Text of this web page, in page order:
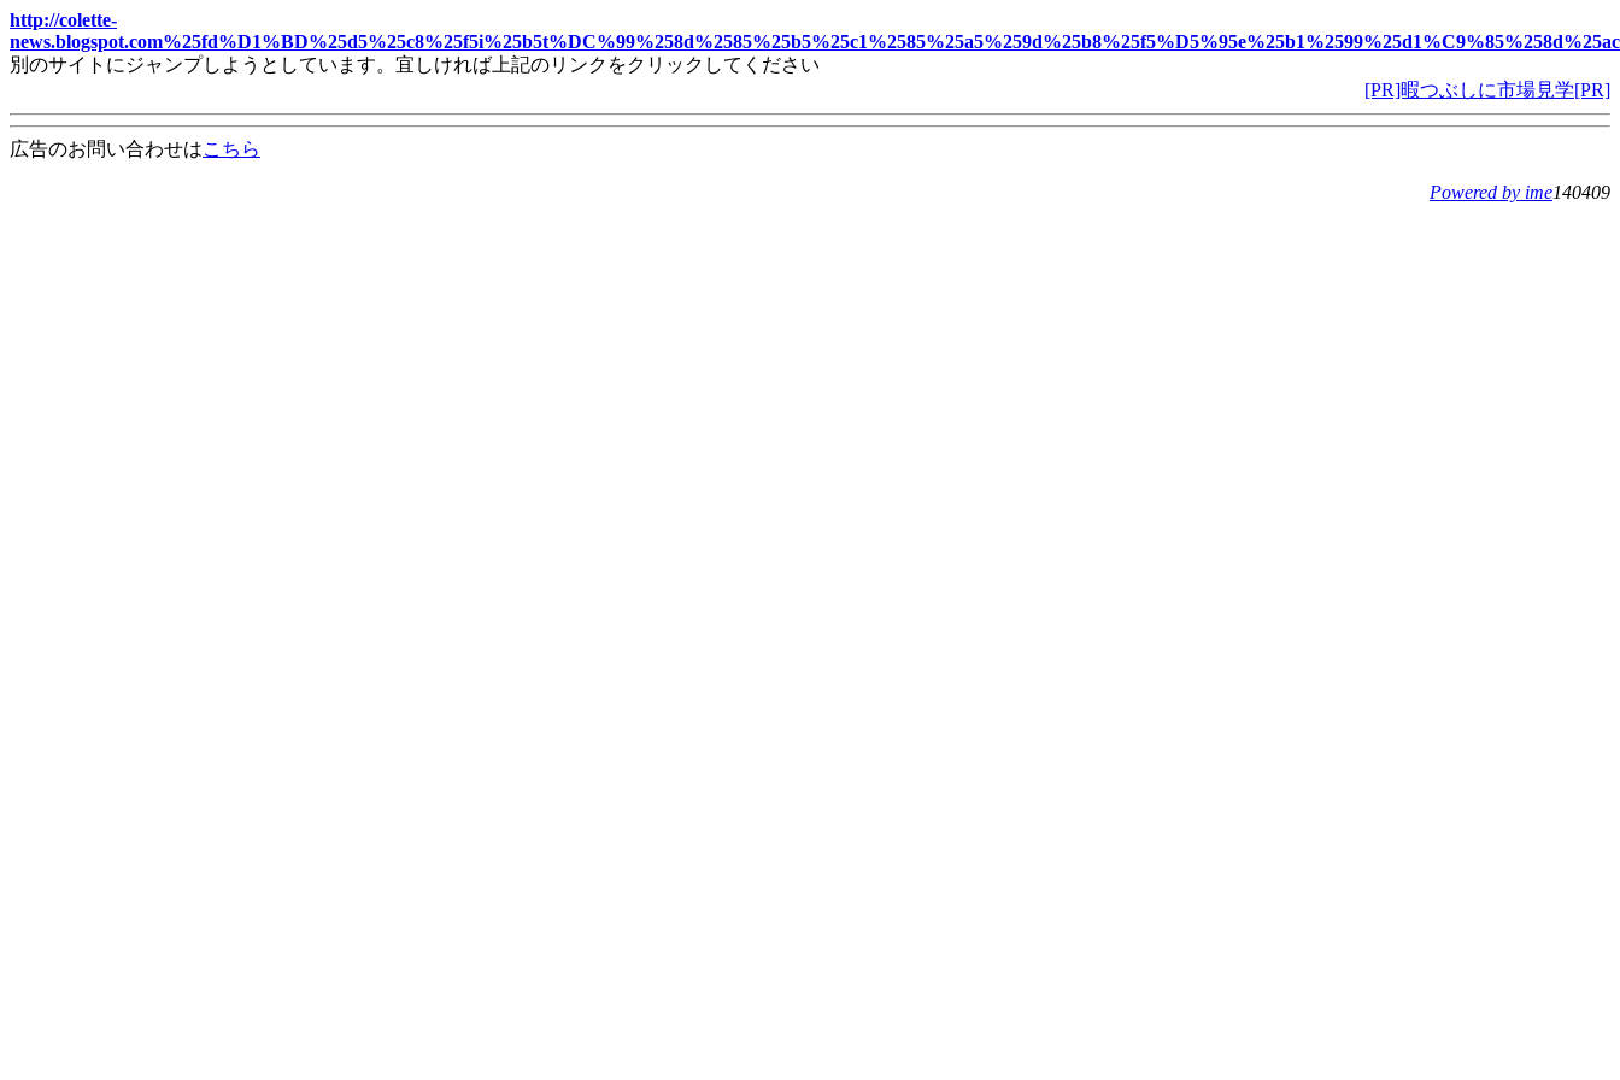
http://colette-
別のサイトにジャンプしようとしています。宜しければ上記のリンクをクリックしてください
[PR]暇つぶしに市場見学[PR]
広告のお問い合わせはこちら
Powered by ime140409